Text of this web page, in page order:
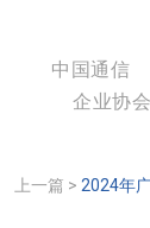
中国通
企业
上一篇 > 2024年